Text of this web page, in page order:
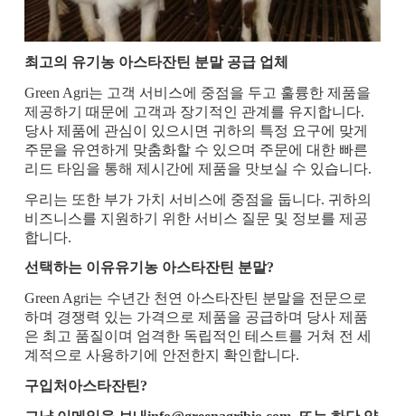
최고의 유기농 아스타잔틴 분말 공급 업체
Green Agri는 고객 서비스에 중점을 두고 훌륭한 제품을
제공하기 때문에 고객과 장기적인 관계를 유지합니다.
당사 제품에 관심이 있으시면 귀하의 특정 요구에 맞게
주문을 유연하게 맞춤화할 수 있으며 주문에 대한 빠른
리드 타임을 통해 제시간에 제품을 맛보실 수 있습니다.
우리는 또한 부가 가치 서비스에 중점을 둡니다. 귀하의
비즈니스를 지원하기 위한 서비스 질문 및 정보를 제공
합니다.
선택하는 이유유기농 아스타잔틴 분말?
Green Agri는 수년간 천연 아스타잔틴 분말을 전문으로
하며 경쟁력 있는 가격으로 제품을 공급하며 당사 제품
은 최고 품질이며 엄격한 독립적인 테스트를 거쳐 전 세
계적으로 사용하기에 안전한지 확인합니다.
구입처 아스타잔틴?